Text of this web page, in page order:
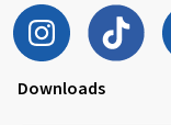
Downloads